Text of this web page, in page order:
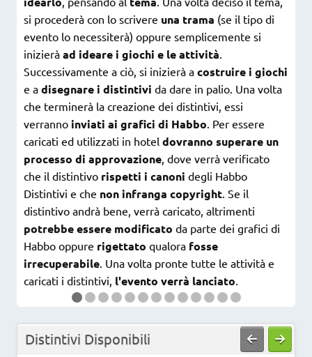
si procederà con lo scrivere una trama (se il tipo di
evento lo necessiterà) oppure semplicemente si
inizierà ad ideare i giochi e le attività.
Successivamente a ciò, si inizierà a costruire i giochi
e a disegnare i distintivi da dare in palio. Una volta
che terminerà la creazione dei distintivi, essi
verranno inviati ai grafici di Habbo. Per essere
caricati ed utilizzati in hotel dovranno superare un
processo di approvazione, dove verrà verificato
che il distintivo rispetti i canoni degli Habbo
Distintivi e che non infranga copyright. Se il
distintivo andrà bene, verrà caricato, altrimenti
potrebbe essere modificato da parte dei grafici di
Habbo oppure rigettato qualora fosse
irrecuperabile. Una volta pronte tutte le attività e
caricati i distintivi, l'evento verrà lanciato.
Distintivi Disponibili